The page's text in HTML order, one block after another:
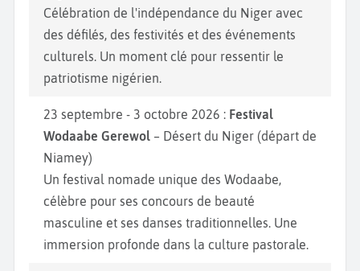
Célébration de l'indépendance du Niger avec
des défilés, des festivités et des événements
culturels. Un moment clé pour ressentir le
patriotisme nigérien.
23 septembre - 3 octobre 2026 : Festival
Wodaabe Gerewol – Désert du Niger (départ de
Niamey)
Un festival nomade unique des Wodaabe,
célèbre pour ses concours de beauté
masculine et ses danses traditionnelles. Une
immersion profonde dans la culture pastorale.